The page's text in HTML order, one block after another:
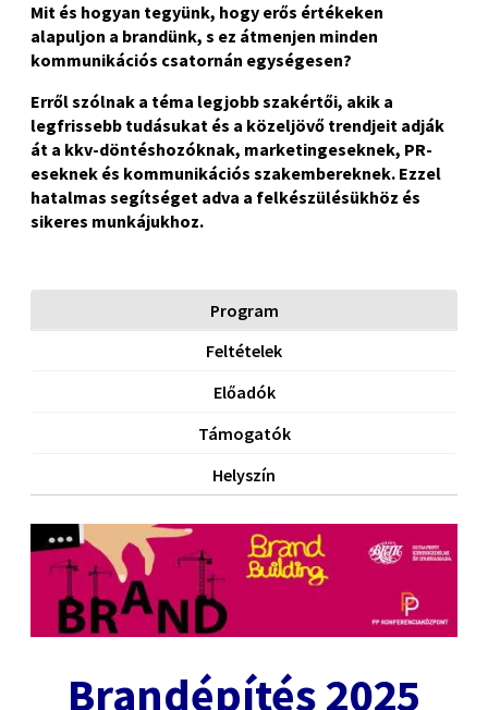
Mit és hogyan tegyünk, hogy erős értékeken
alapuljon a brandünk, s ez átmenjen minden
kommunikációs csatornán egységesen?
Erről szólnak a téma legjobb szakértői, akik a
legfrissebb tudásukat és a közeljövő trendjeit adják
át a kkv-döntéshozóknak, marketingeseknek, PR-
eseknek és kommunikációs szakembereknek. Ezzel
hatalmas segítséget adva a felkészülésükhöz és
sikeres munkájukhoz.
Program
Feltételek
Előadók
Támogatók
Helyszín
Brandépítés 2025